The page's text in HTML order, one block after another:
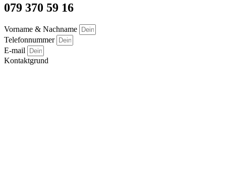
079 370 59 16
Vorname & Nachname
Telefonnummer
E-mail
Kontaktgrund